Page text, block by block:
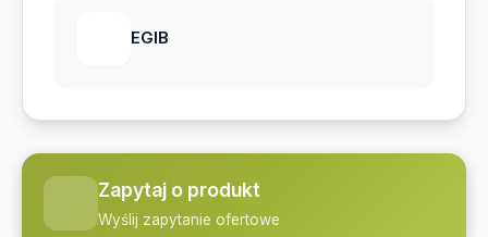
EGIB
Zapytaj o produkt
Wyślij zapytanie ofertowe